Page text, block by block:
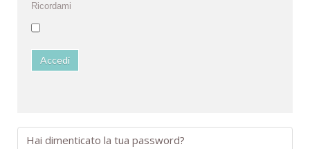
Ricordami
Accedi
Hai dimenticato la tua password?